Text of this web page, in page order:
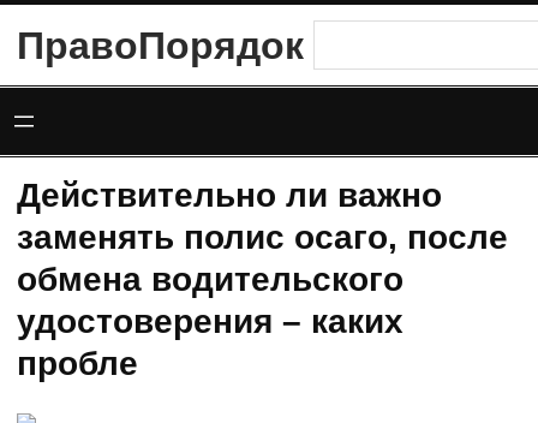
содержимому
ПравоПорядок
Действительно ли важно
заменять полис осаго, после
обмена водительского
удостоверения – каких
пробле